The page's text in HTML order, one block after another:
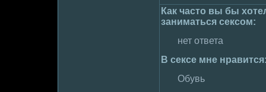
Как часто вы бы
занимaться сексом:
нет ответа
В сексе мне
Обувь